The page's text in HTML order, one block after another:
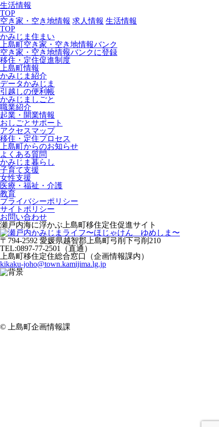
生活情報
TOP
空き家・空き地情報 求人情報 生活情報
TOP
かみじま住まい
上島町空き家・空き地情報バンク
空き家・空き地情報バンクに登録
移住・定住促進制度
上島町情報
かみじま紹介
データかみじま
引越しの便利帳
かみじましごと
職業紹介
起業・開業情報
おしごとサポート
アクセスマップ
移住・定住プロセス
上島町からのお知らせ
よくある質問
かみじま暮らし
子育て支援
女性支援
医療・福祉・介護
教育
プライバシーポリシー
サイトポリシー
お問い合わせ
瀬戸内海に浮かぶ上島町移住定住促進サイト
〒794-2592 愛媛県越智郡上島町弓削下弓削210
TEL:0897-77-2501（直通）
上島町移住定住総合窓口（企画情報課内）
kikaku-joho@town.kamijima.lg.jp
© 上島町企画情報課